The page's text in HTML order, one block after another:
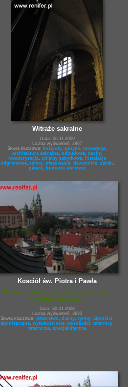
Witraże sakralne
Data: 06.11.2009
Liczba wyświetleń: 2967
Słowa kluczowe: kościoły zabytki renowacja
architektura sakralna, odbudowa, dachy,
rewaloryzacja obiekty zabytkowe instalacje
odgromowe, rynny, ofasowania, dzwonnice, zamki
pałace
budowle obronne
Kosciół św. Piotra i Pawła
Naprawa oświetlenia,wymiana rynien,oraz
przegląd połaci dachu
Data: 30.01.2008
Liczba wyświetleń: 3620
Słowa kluczowe: dekarstwo , dachy, rynny, alpiniści ,
alpinistyczne, wysokościowe, wysokości , taternicy,
taternicze, specjalistyczne